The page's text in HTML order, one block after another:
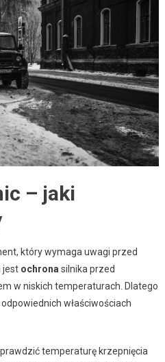
– jaki
który wymaga uwagi przed
jest ochronasilnika przed
w niskich temperaturach. Dlatego
właściwościach
temperaturę krzepnięcia